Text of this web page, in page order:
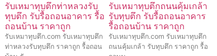
รับเหมาทุบตึกท่าหลวงรับ
ทุบตึก รับรื้อถอนอาคาร รื้อ
ถอนบ้าน ราคาถูก
รับเหมาทุบตึก.com รับเหมาทุบตึก
ท่าหลวงรับทุบตึก ราคาถูก รื้อถอน
รับเหมาทุบตึกถนนคุ้มเกล้า
รับทุบตึก รับรื้อถอนอาคาร
รื้อถอนบ้าน ราคาถูก
รับเหมาทุบตึก.com รับเหมาทุบตึก
ถนนคุ้มเกล้า รับทุบตึก ราคาถูก รื้อ